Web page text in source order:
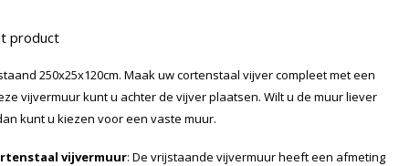
product
250x25x120cm. Maak uw cortenstaal vijver compleet met een
vijvermuur kunt u achter de vijver plaatsen. Wilt u de muur liever
kunt u kiezen voor een vaste muur.
vijvermuur: De vrijstaande vijvermuur heeft een afmeting